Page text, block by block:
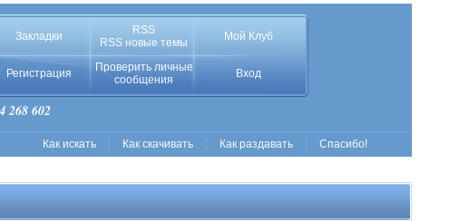
Закладки
RSS
RSS новые темы
Мой Клуб
Регистрация
Проверить личные
сообщения
Вход
268 602
Как искать Как скачивать Как раздавать Спасибо!